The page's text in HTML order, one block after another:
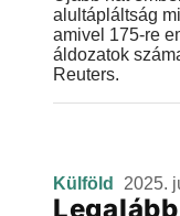
alultápláltság
amivel 175-re
áldozatok
Reuters.
Külföld 2025.